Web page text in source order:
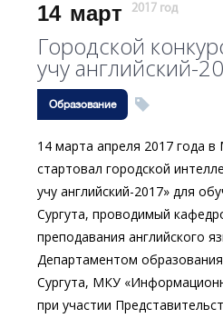
14 март 2017 год
Городской
учу английский-
Образование
14 марта апреля 2017
стартовал городской
учу английский-2017» для
Сургута, проводимый
преподавания английского
Департаментом
Сургута, МКУ
при участии